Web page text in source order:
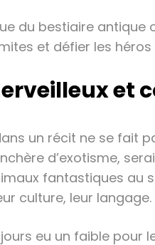
du bestiaire
et défier les
et
un récit ne se fait
d’exotisme,
fantastiques au
culture, leur langage.
eu un faible pour